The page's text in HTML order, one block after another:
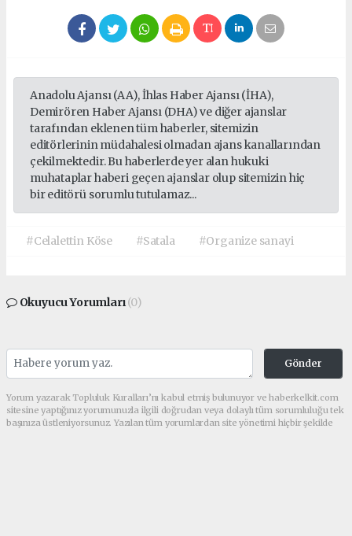
Anadolu Ajansı (AA), İhlas Haber Ajansı (İHA),
Demirören Haber Ajansı (DHA) ve diğer ajanslar
tarafından eklenen tüm haberler, sitemizin
editörlerinin müdahalesi olmadan ajans kanallarından
çekilmektedir. Bu haberlerde yer alan hukuki
muhataplar haberi geçen ajanslar olup sitemizin hiç
bir editörü sorumlu tutulamaz...
#Celalettin Köse #Satala #Organize sanayi
Okuyucu Yorumları(0)
Gönder
Yorum yazarak Topluluk Kuralları’nı kabul etmiş bulunuyor ve haberkelkit.com
sitesine yaptığınız yorumunuzla ilgili doğrudan veya dolaylı tüm sorumluluğu tek
başınıza üstleniyorsunuz. Yazılan tüm yorumlardan site yönetimi hiçbir şekilde